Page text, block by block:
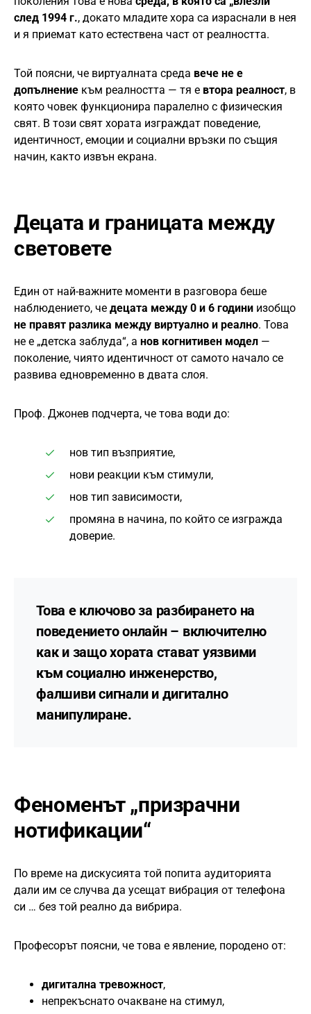
след 1994 г., докато младите хора са израснали в нея
и я приемат като естествена част от реалността.
Той поясни, че виртуалната среда вече не е
допълнение към реалността — тя е втора реалност, в
която човек функционира паралелно с физическия
свят. В този свят хората изграждат поведение,
идентичност, емоции и социални връзки по същия
начин, както извън екрана.
Децата и границата между
световете
Един от най-важните моменти в разговора беше
наблюдението, че децата между 0 и 6 години изобщо
не правят разлика между виртуално и реално. Това
не е „детска заблуда“, а нов когнитивен модел —
поколение, чиято идентичност от самото начало се
развива едновременно в двата слоя.
Проф. Джонев подчерта, че това води до:
нов тип възприятие,
нови реакции към стимули,
нов тип зависимости,
промяна в начина, по който се изгражда
доверие.
Това е ключово за разбирането на
поведението онлайн – включително
как и защо хората стават уязвими
към социално инженерство,
фалшиви сигнали и дигитално
манипулиране.
Феноменът „призрачни
нотификации“
По време на дискусията той попита аудиторията
дали им се случва да усещат вибрация от телефона
си … без той реално да вибрира.
Професорът поясни, че това е явление, породено от:
дигитална тревожност,
непрекъснато очакване на стимул,